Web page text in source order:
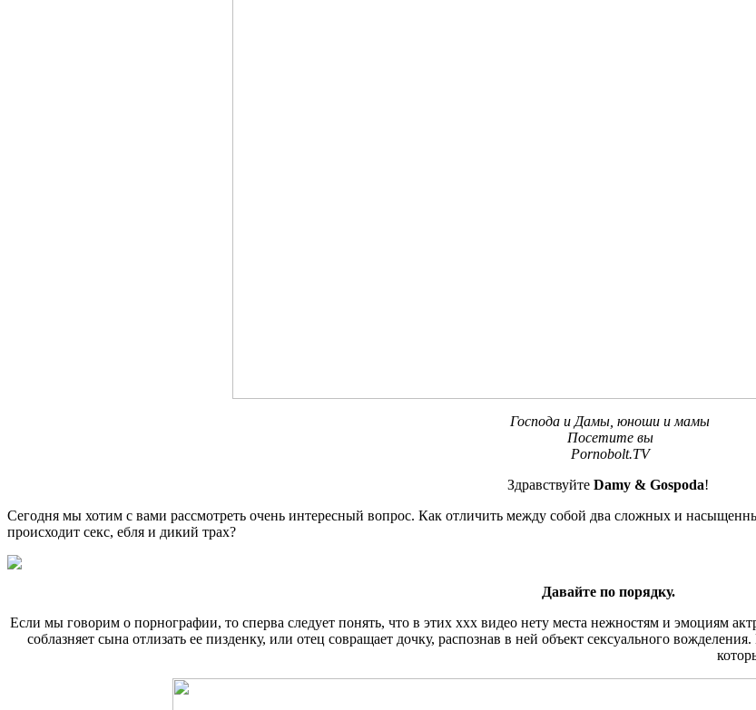
Господа и Дамы, юноши и мамы
Посетите вы
Pornobolt.TV
Здравствуйте Damy & Gospoda!
Сегодня мы хотим с вами рассмотреть очень интересный вопрос. Как отличить между собой два сложных и
происходит секс, ебля и дикий трах?
Давайте по порядку.
Если мы говорим о порнографии, то сперва следует понять, что в этих ххх видео нету места нежностям и эмоциям
соблазняет сына отлизать ее пизденку, или отец совращает дочку, распознав в ней объект сексуального